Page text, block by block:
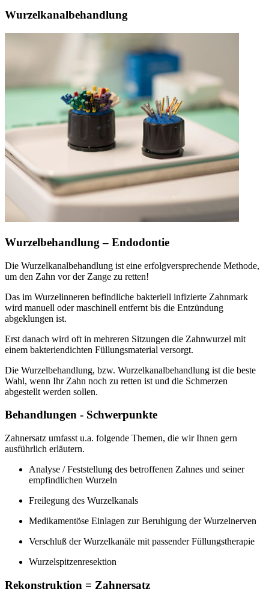
Wurzelkanalbehandlung
Wurzelbehandlung – Endodontie
Die Wurzelkanalbehandlung ist eine erfolgversprechende Methode,
um den Zahn vor der Zange zu retten!
Das im Wurzelinneren befindliche bakteriell infizierte Zahnmark
wird manuell oder maschinell entfernt bis die Entzündung
abgeklungen ist.
Erst danach wird oft in mehreren Sitzungen die Zahnwurzel mit
einem bakteriendichten Füllungsmaterial versorgt.
Die Wurzelbehandlung, bzw. Wurzelkanalbehandlung ist die beste
Wahl, wenn Ihr Zahn noch zu retten ist und die Schmerzen
abgestellt werden sollen.
Behandlungen - Schwerpunkte
Zahnersatz umfasst u.a. folgende Themen, die wir Ihnen gern
ausführlich erläutern.
Analyse / Feststellung des betroffenen Zahnes und seiner
empfindlichen Wurzeln
Freilegung des Wurzelkanals
Medikamentöse Einlagen zur Beruhigung der Wurzelnerven
Verschluß der Wurzelkanäle mit passender Füllungstherapie
Wurzelspitzenresektion
Rekonstruktion = Zahnersatz